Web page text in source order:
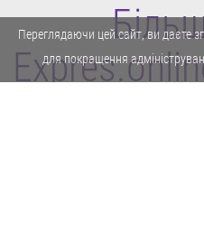
Переглядаючи цей сайт, ви даєте
для покращення